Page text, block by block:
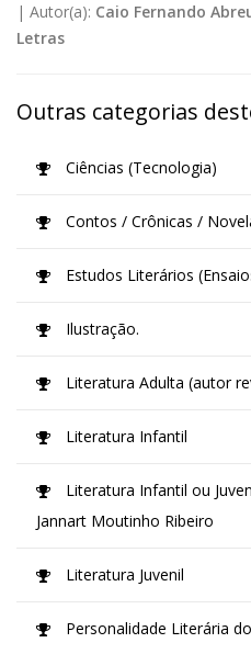
| Autor(a): Caio Fernando
Letras
Outras categorias
Ciências (Tecnologia)
Contos / Crônicas /
Estudos Literários
Ilustração.
Literatura Adulta (autor
Literatura Infantil
Literatura Infantil ou
Jannart Moutinho Ribeiro
Literatura Juvenil
Personalidade Literária